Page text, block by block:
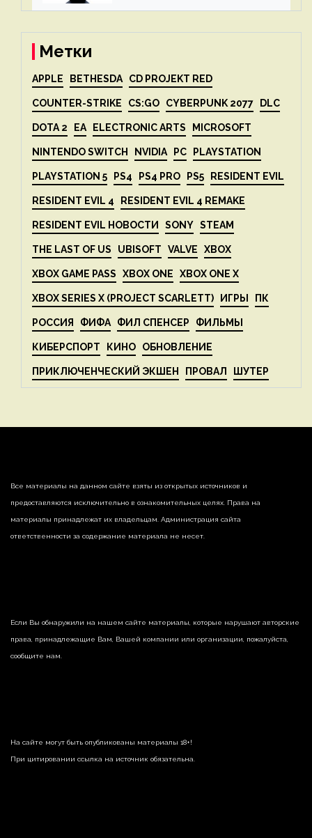
Метки
APPLE BETHESDA CD PROJEKT RED
COUNTER-STRIKE CS:GO CYBERPUNK 2077 DLC
DOTA 2 EA ELECTRONIC ARTS MICROSOFT
NINTENDO SWITCH NVIDIA PC PLAYSTATION
PLAYSTATION 5 PS4 PS4 PRO PS5 RESIDENT EVIL
RESIDENT EVIL 4 RESIDENT EVIL 4 REMAKE
RESIDENT EVIL НОВОСТИ SONY STEAM
THE LAST OF US UBISOFT VALVE XBOX
XBOX GAME PASS XBOX ONE XBOX ONE X
XBOX SERIES X (PROJECT SCARLETT) ИГРЫ ПК
РОССИЯ ФИФА ФИЛ СПЕНСЕР ФИЛЬМЫ
КИБЕРСПОРТ КИНО ОБНОВЛЕНИЕ
ПРИКЛЮЧЕНЧЕСКИЙ ЭКШЕН ПРОВАЛ ШУТЕР
Все материалы на данном сайте взяты из открытых источников и
предоставляются исключительно в ознакомительных целях. Права на
материалы принадлежат их владельцам. Администрация сайта
ответственности за содержание материала не несет.
Если Вы обнаружили на нашем сайте материалы, которые нарушают авторские
права, принадлежащие Вам, Вашей компании или организации, пожалуйста,
сообщите нам.
На сайте могут быть опубликованы материалы 18+!
При цитировании ссылка на источник обязательна.